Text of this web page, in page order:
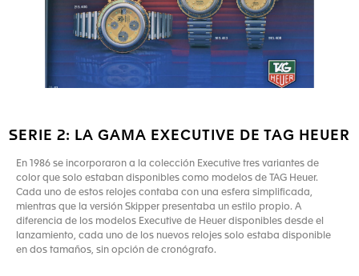
SERIE 2: LA GAMA EXECUTIVE DE TAG HEUER
En 1986 se incorporaron a la colección Executive tres variantes de
color que solo estaban disponibles como modelos de TAG Heuer.
Cada uno de estos relojes contaba con una esfera simplificada,
mientras que la versión Skipper presentaba un estilo propio. A
diferencia de los modelos Executive de Heuer disponibles desde el
lanzamiento, cada uno de los nuevos relojes solo estaba disponible
en dos tamaños, sin opción de cronógrafo.